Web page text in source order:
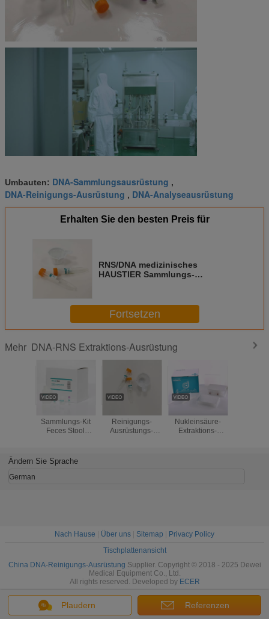
Umbauten: DNA-Sammlungsausrüstung ,
DNA-Reinigungs-Ausrüstung , DNA-Analyseausrüstung
Erhalten Sie den besten Preis für
RNS/DNA medizinisches
HAUSTIER Sammlungs-
Tubess/Glas-Material
Fortsetzen
Mehr DNA-RNS Extraktions-Ausrüstung
Sammlungs-Kit
Feces Stool
Ausrüstung
Reinigungs-
Ausrüstungs-
Nukleinsäure-
Extraktions-
Plaudern Referenzen
Ändern Sie Sprache
German
Nach Hause Über uns Sitemap
Privacy Policy
Tischplattenansicht
China DNA-Reinigungs-Ausrüstung Supplier. Copyright © 2018 - 2025 Dewei
Medical Equipment Co., Ltd.
All rights reserved. Developed by ECER